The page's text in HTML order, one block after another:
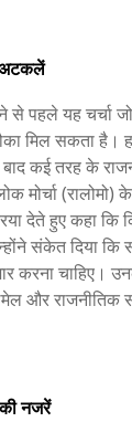
अटकलें
से पहले यह चर्चा
मिल सकता है।
कई तरह के
मोर्चा (रालोमो)
देते हुए कहा कि
संकेत दिया कि
चाहिए।
और राजनीतिक
नजरें